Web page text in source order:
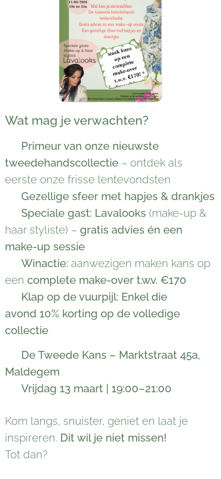
Wat mag je verwachten?
Primeur van onze nieuwste
tweedehandscollectie – ontdek als
eerste onze frisse lentevondsten
Gezellige sfeer met hapjes & drankjes
Speciale gast: Lavalooks (make-up &
haar styliste) – gratis advies én een
make-up sessie
Winactie: aanwezigen maken kans op
een complete make-over t.w.v. €170
Klap op de vuurpijl: Enkel die
avond 10% korting op de volledige
collectie
De Tweede Kans – Marktstraat 45a,
Maldegem
Vrijdag 13 maart | 19:00–21:00
Kom langs, snuister, geniet en laat je
inspireren. Dit wil je niet missen!
Tot dan? 🌼